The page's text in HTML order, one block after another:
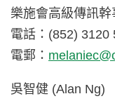
樂施會高級傳訊幹
電話：(852) 3120
電郵：
吳智健 (Alan Ng)